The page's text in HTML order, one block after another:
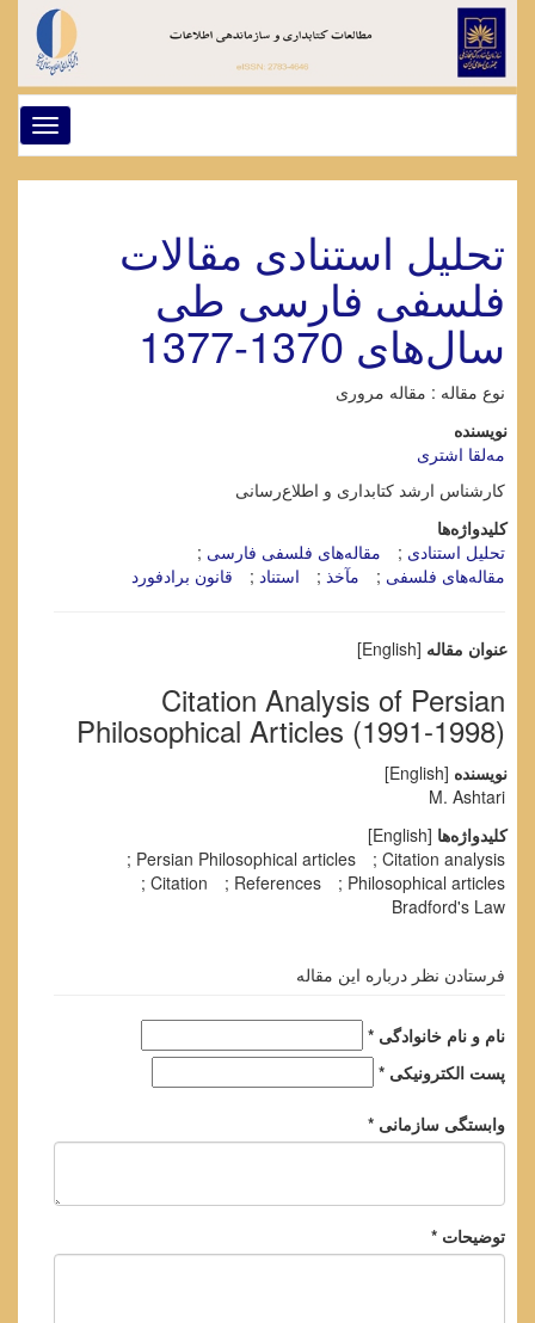
تحلیل استنادی مقالات
فلسفی فارسی طی
سال‌های 1370-1377
نوع مقاله : مقاله مروری
نویسنده
مه‌لقا اشتری
کارشناس ارشد کتابداری و اطلاع‌رسانی
کلیدواژه‌ها
تحلیل استنادی
مقاله‌های فلسفی فارسی
مقاله‌های فلسفی
مآخذ استناد قانون برادفورد
عنوان مقاله [English]
Citation Analysis of Persian
Philosophical Articles (1991-1998)
نویسنده [English]
M. Ashtari
کلیدواژه‌ها [English]
Citation analysis
Persian Philosophical articles
Philosophical articles
References
Citation
Bradford's Law
فرستادن نظر درباره این مقاله
نام و نام خانوادگی *
پست الکترونیکی *
وابستگی سازمانی *
توضیحات *